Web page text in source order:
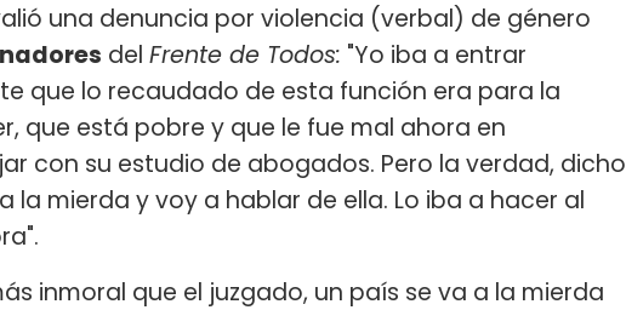
una denuncia por violencia (verbal) de género
del Frente de Todos: "Yo iba a entrar
que lo recaudado de esta función era para la
que está pobre y que le fue mal ahora en
con su estudio de abogados. Pero la verdad, dicho
la mierda y voy a hablar de ella. Lo iba a hacer al
inmoral que el juzgado, un país se va a la mierda